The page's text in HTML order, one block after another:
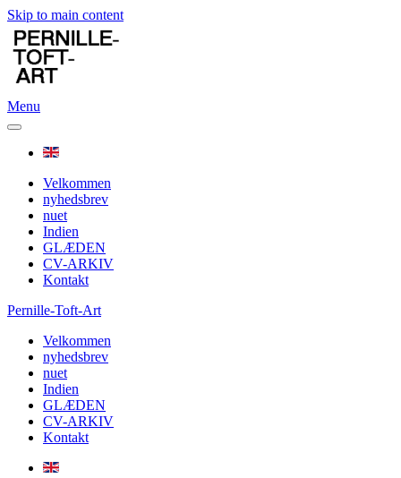
Skip to main content
Menu
Velkommen
nyhedsbrev
nuet
Indien
GLÆDEN
CV-ARKIV
Kontakt
Pernille-Toft-Art
Velkommen
nyhedsbrev
nuet
Indien
GLÆDEN
CV-ARKIV
Kontakt